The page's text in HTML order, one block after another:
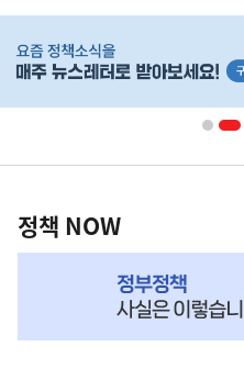
단
배
영
책
NOW,
정책 NOW